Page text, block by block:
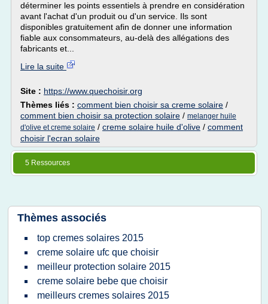
déterminer les points essentiels à prendre en considération
avant l'achat d'un produit ou d'un service. Ils sont
disponibles gratuitement afin de donner une information
fiable aux consommateurs, au-delà des allégations des
fabricants et...
Lire la suite
Site : https://www.quechoisir.org
Thèmes liés : comment bien choisir sa creme solaire /
comment bien choisir sa protection solaire / melanger huile
d'olive et creme solaire / creme solaire huile d'olive / comment
choisir l'ecran solaire
5 Ressources
Thèmes associés
top cremes solaires 2015
creme solaire ufc que choisir
meilleur protection solaire 2015
creme solaire bebe que choisir
meilleurs cremes solaires 2015